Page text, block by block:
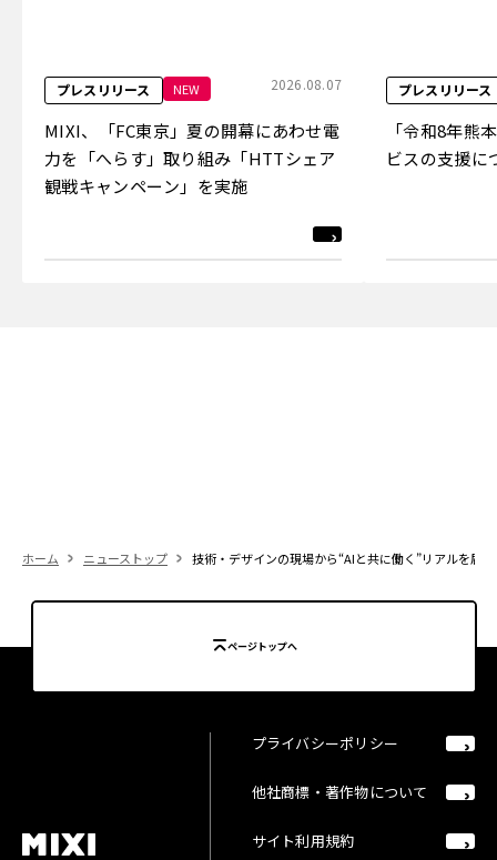
プレスリリース NEW 2026.08.07
MIXI、「FC東京」夏の開幕にあわせ電
力を「へらす」取り組み「HTTシェア
観戦キャンペーン」を実施
プレスリリース
「令和8年熊
ビスの支援に
ホーム ニューストップ 技術・デザインの現場から“AIと共に働く”リアルを届
ページトップへ
プライバシーポリシー
他社商標・著作物について
サイト利用規約